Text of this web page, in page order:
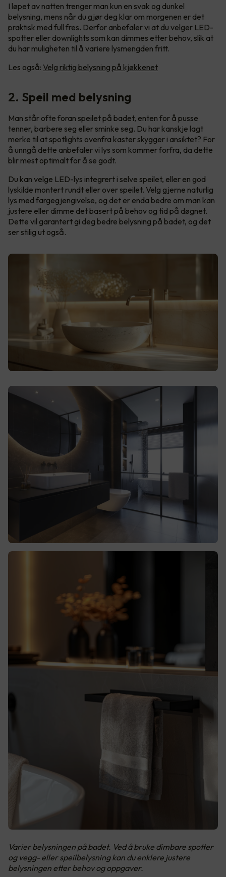
I løpet av natten trenger man kun en svak og dunkel
belysning, mens når du gjør deg klar om morgenen er det
praktisk med full fres. Derfor anbefaler vi at du velger LED-
spotter eller downlights som kan dimmes etter behov, slik at
du har muligheten til å variere lysmengden fritt.
Les også: Velg riktig belysning på kjøkkenet
2. Speil med belysning
Man står ofte foran speilet på badet, enten for å pusse
tenner, barbere seg eller sminke seg. Du har kanskje lagt
merke til at spotlights ovenfra kaster skygger i ansiktet? For
å unngå dette anbefaler vi lys som kommer forfra, da dette
blir mest optimalt for å se godt.
Du kan velge LED-lys integrert i selve speilet, eller en god
lyskilde montert rundt eller over speilet. Velg gjerne naturlig
lys med fargegjengivelse, og det er enda bedre om man kan
justere eller dimme det basert på behov og tid på døgnet.
Dette vil garantert gi deg bedre belysning på badet, og det
ser stilig ut også.
Varier belysningen på badet. Ved å bruke dimbare spotter
og vegg- eller speilbelysning kan du enklere justere
belysningen etter behov og oppgaver.